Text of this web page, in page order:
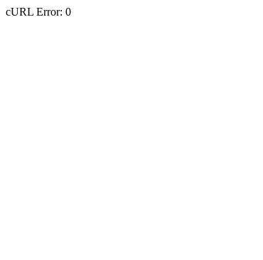
cURL Error: 0